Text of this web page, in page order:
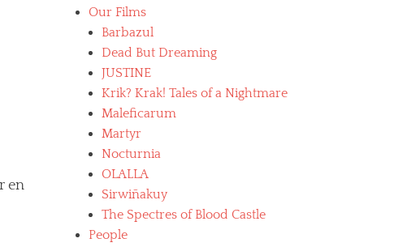
en
Our Films
Barbazul
Dead But Dreaming
JUSTINE
Krik? Krak! Tales of a Nightmare
Maleficarum
Martyr
Nocturnia
OLALLA
Sirwiñakuy
The Spectres of Blood Castle
People